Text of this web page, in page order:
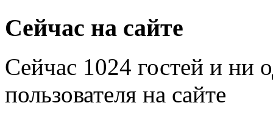
Сейчас на сайте
Сейчас 1024 гостей и ни
пользователя на сайте